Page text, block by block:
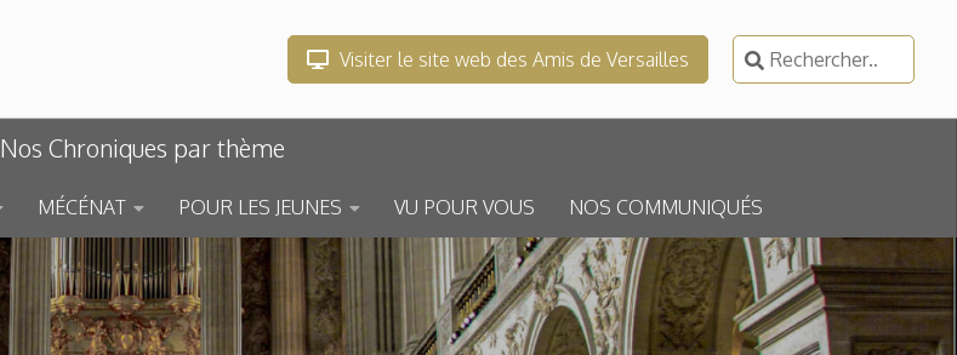
Visiter le site web des Amis de Versailles
Rechercher :
Nos Chroniques par thème
MÉCÉNAT POUR LES JEUNES VU POUR VOUS NOS COMMUNIQUÉS